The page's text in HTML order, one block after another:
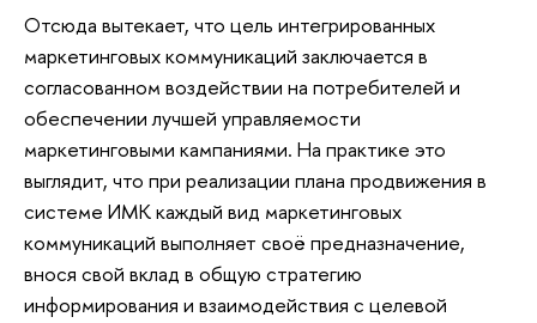
Отсюда вытекает, что цель интегрированных
маркетинговых коммуникаций заключается в
согласованном воздействии на потребителей и
обеспечении лучшей управляемости
маркетинговыми кампаниями. На практике это
выглядит, что при реализации плана продвижения в
системе ИМК каждый вид маркетинговых
коммуникаций выполняет своё предназначение,
внося свой вклад в общую стратегию
информирования и взаимодействия с целевой